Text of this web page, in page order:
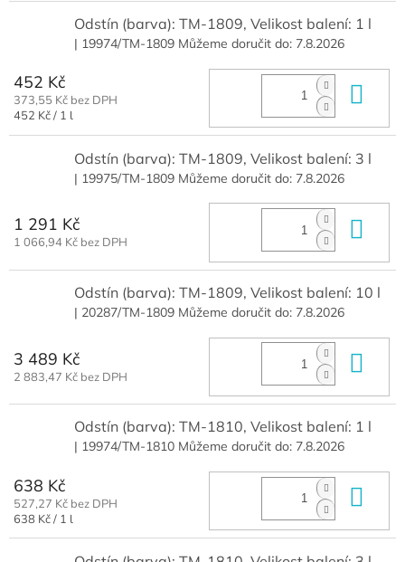
Odstín (barva): TM-1809, Velikost balení: 1 l
| 19974/TM-1809 Můžeme doručit do: 7.8.2026
452 Kč
373,55 Kč bez DPH
Měrná
452 Kč / 1 l
Odstín (barva): TM-1809, Velikost balení: 3 l
| 19975/TM-1809 Můžeme doručit do: 7.8.2026
1 291 Kč
1 066,94 Kč bez DPH
Odstín (barva): TM-1809, Velikost balení: 10 l
| 20287/TM-1809 Můžeme doručit do: 7.8.2026
3 489 Kč
2 883,47 Kč bez DPH
Odstín (barva): TM-1810, Velikost balení: 1 l
| 19974/TM-1810 Můžeme doručit do: 7.8.2026
638 Kč
527,27 Kč bez DPH
Měrná
cena:
638 Kč / 1 l